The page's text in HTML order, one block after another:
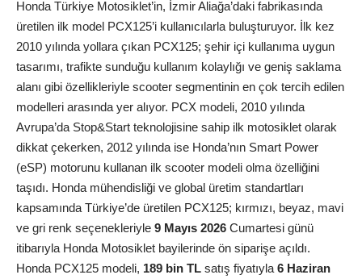
Honda Türkiye Motosiklet’in, İzmir Aliağa’daki fabrikasında
üretilen ilk model PCX125’i kullanıcılarla buluşturuyor. İlk kez
2010 yılında yollara çıkan PCX125; şehir içi kullanıma uygun
tasarımı, trafikte sunduğu kullanım kolaylığı ve geniş saklama
alanı gibi özellikleriyle scooter segmentinin en çok tercih edilen
modelleri arasında yer alıyor. PCX modeli, 2010 yılında
Avrupa’da Stop&Start teknolojisine sahip ilk motosiklet olarak
dikkat çekerken, 2012 yılında ise Honda’nın Smart Power
(eSP) motorunu kullanan ilk scooter modeli olma özelliğini
taşıdı. Honda mühendisliği ve global üretim standartları
kapsamında Türkiye’de üretilen PCX125; kırmızı, beyaz, mavi
ve gri renk seçenekleriyle 9 Mayıs 2026 Cumartesi günü
itibarıyla Honda Motosiklet bayilerinde ön siparişe açıldı.
Honda PCX125 modeli, 189 bin TL satış fiyatıyla6 Haziran